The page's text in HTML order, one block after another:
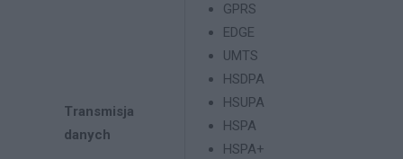
Transmisja
danych
GPRS
EDGE
UMTS
HSDPA
HSUPA
HSPA
HSPA+